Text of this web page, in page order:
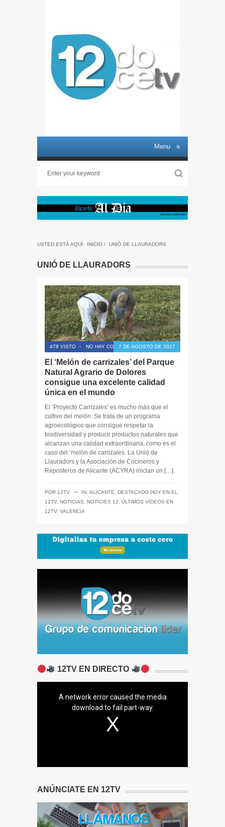
Menu ≡
USTED ESTÁ AQUÍ: INICIO / UNIÓ DE LLAURADORS
UNIÓ DE LLAURADORS
478 VISTO - NO HAY COMENTARIOS7 DE AGOSTO DE 2017
El ‘Melón de carrizales’ del Parque
Natural Agrario de Dolores
consigue una excelente calidad
única en el mundo
El ‘Proyecto Carrizales’ es mucho más que el
cultivo del melón. Se trata de un programa
agroecológico que consigue respetar la
biodiversidad y producir productos naturales que
alcanzan una calidad extraordinaria, como es el
caso del ‘melón de carrizales. La Unió de
Llauradors y la Asociación de Cocineros y
Reposteros de Alicante (ACYRA) inician un […]
POR 12TV ─ IN: ALICANTE, DESTACADO HOY EN EL
12TV, NOTICIAS, NOTÍCIES 12, ÚLTIMOS VÍDEOS EN
12TV, VALENCIA
12TV EN DIRECTO
A network error caused the media
download to fail part-way.
ANÚNCIATE EN 12TV